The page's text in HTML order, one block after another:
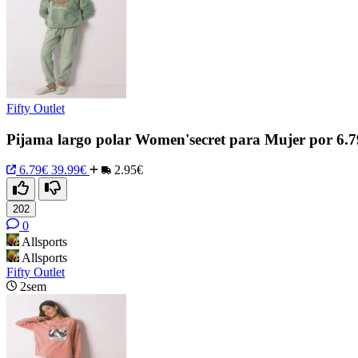
Fifty Outlet
Pijama largo polar Women'secret para Mujer por
6.79€ 39.99€ 2.95€
202
0
Allsports
Allsports
Fifty Outlet
2sem